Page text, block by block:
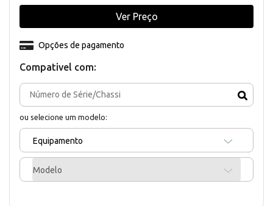
Compativel com:
ou selecione um modelo:
Equipamento
Modelo
Opções de pagamento
Ver Preço